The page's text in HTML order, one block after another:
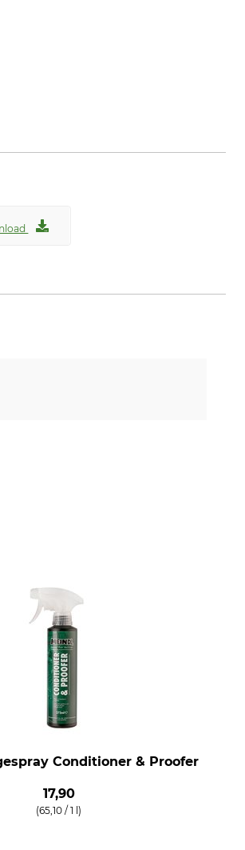
Conditioner & Proofer
17,90
(65,10 / 1 l)